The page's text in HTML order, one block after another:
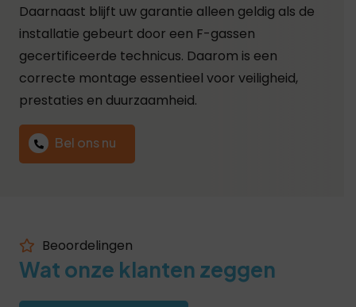
Daarnaast blijft uw garantie alleen geldig als de
installatie gebeurt door een F-gassen
gecertificeerde technicus. Daarom is een
correcte montage essentieel voor veiligheid,
prestaties en duurzaamheid.
Bel ons nu
Beoordelingen
Wat onze klanten zeggen